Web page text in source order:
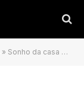
» Sonho da casa própria exige estratégia para se tornar realidade